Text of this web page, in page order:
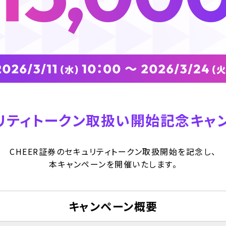
ティトークン取扱い開始記念キャ
CHEER証券のセキュリティトークン取扱開始を記念し、
本キャンペーンを開催いたします。
キャンペーン概要